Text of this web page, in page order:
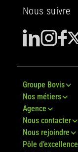
Nous suivre
Groupe Bovis
Nos métiers
Agence
Nous contacter
Nous rejoindre
Pôle d’excellence